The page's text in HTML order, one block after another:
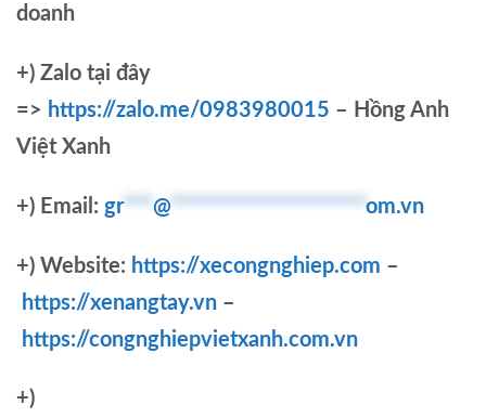
doanh
+) Zalo tại đây
=> https://zalo.me/0983980015 – Hồng Anh
Việt Xanh
+) Email: gr***@********************om.vn
+) Website: https://xecongnghiep.com –
https://xenangtay.vn –
https://congnghiepvietxanh.com.vn
+)